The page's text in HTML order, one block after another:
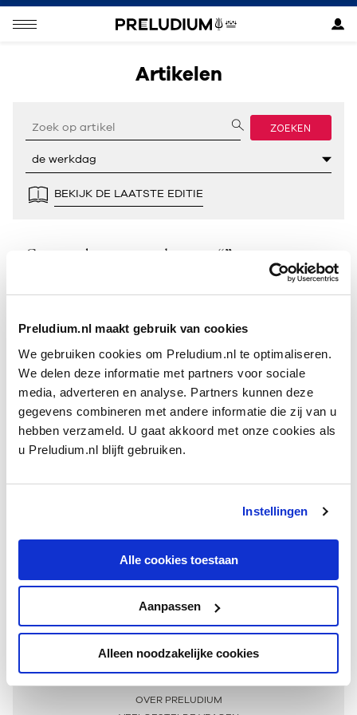
Preludium.nl maakt gebruik van cookies
We gebruiken cookies om Preludium.nl te optimaliseren.
We delen deze informatie met partners voor sociale
media, adverteren en analyse. Partners kunnen deze
gegevens combineren met andere informatie die zij van u
hebben verzameld. U gaat akkoord met onze cookies als
u Preludium.nl blijft gebruiken.
Instellingen
Alle cookies toestaan
Aanpassen
Alleen noodzakelijke cookies
Artikelen
ZOEKEN
BEKIJK DE LAATSTE EDITIE
Geen resultaten gevonden voor “”.
Meer informatie
OVER PRELUDIUM